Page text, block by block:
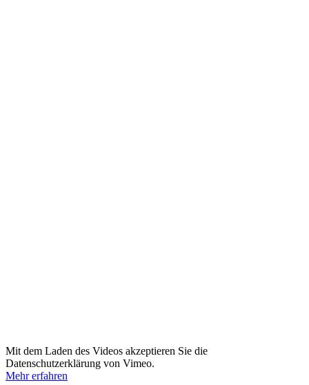
Mit dem Laden des Videos akzeptieren Sie die
Datenschutzerklärung von Vimeo.
Mehr erfahren